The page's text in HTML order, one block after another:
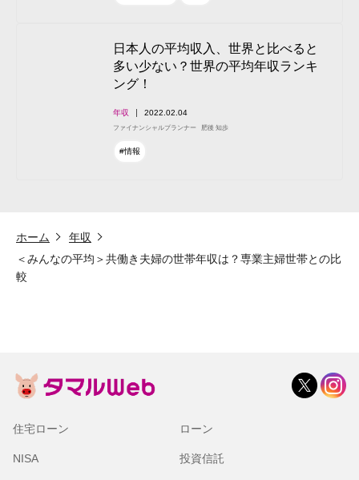
日本人の平均収入、世界と比べると
多い少ない？世界の平均年収ランキ
ング！
年収 2022.02.04
ファイナンシャルプランナー 肥後 知歩
#情報
ホーム
年収
＜みんなの平均＞共働き夫婦の世帯年収は？専業主婦世帯との比
較
住宅ローン ローン
NISA 投資信託